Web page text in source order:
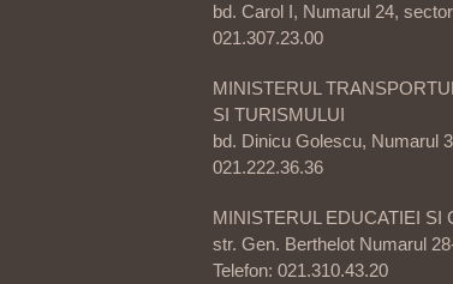
bd. Carol I, Numarul 24,
021.307.23.00
MINISTERUL
SI TURISMULUI
bd. Dinicu Golescu, Numarul
021.222.36.36
MINISTERUL EDUCATIEI SI
str. Gen. Berthelot Numarul
Telefon: 021.310.43.20